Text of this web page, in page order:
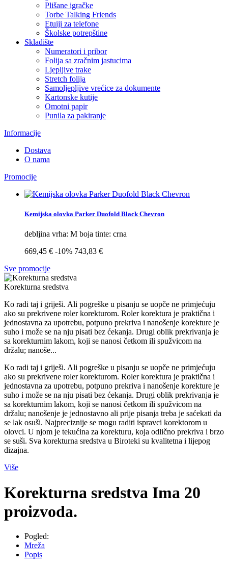
Plišane igračke
Torbe Talking Friends
Etuiji za telefone
Školske potrepštine
Skladište
Numeratori i pribor
Folija sa zračnim jastucima
Ljepljive trake
Stretch folija
Samoljepljive vrećice za dokumente
Kartonske kutije
Omotni papir
Punila za pakiranje
Informacije
Dostava
O nama
Promocije
Kemijska olovka Parker Duofold Black Chevron
debljina vrha: M boja tinte: crna
669,45 € -10% 743,83 €
Sve promocije
Korekturna sredstva
Ko radi taj i griješi. Ali pogreške u pisanju se uopče ne primjećuju
ako su prekrivene roler korekturom. Roler korektura je praktična i
jednostavna za upotrebu, potpuno prekriva i nanošenje korekture je
suho i može se na nju pisati bez ćekanja. Drugi oblik prekrivanja je
sa korekturnim lakom, koji se nanosi četkom ili spužvicom na
držalu; nanoše...
Ko radi taj i griješi. Ali pogreške u pisanju se uopče ne primjećuju
ako su prekrivene roler korekturom. Roler korektura je praktična i
jednostavna za upotrebu, potpuno prekriva i nanošenje korekture je
suho i može se na nju pisati bez ćekanja. Drugi oblik prekrivanja je
sa korekturnim lakom, koji se nanosi četkom ili spužvicom na
držalu; nanošenje je jednostavno ali prije pisanja treba je saćekati da
se lak osuši. Najpreciznije se mogu raditi ispravci korektorom u
olovci. U njom je tekućina za korekturu, koja odlično prekriva i brzo
se suši. Sva korekturna sredstva u Biroteki su kvalitetna i lijepog
dizajna.
Više
Korekturna sredstva Ima 20
proizvoda.
Pogled:
Mreža
Popis